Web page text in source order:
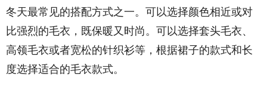
冬天最常见的搭配方式之一。可以选择颜色相近或对
比强烈的毛衣，既保暖又时尚。可以选择套头毛衣、
高领毛衣或者宽松的针织衫等，根据裙子的款式和长
度选择适合的毛衣款式。